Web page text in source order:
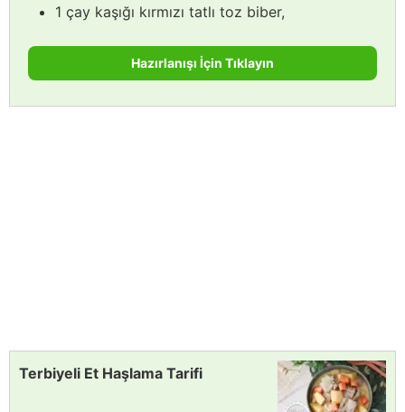
1 çay kaşığı kırmızı tatlı toz biber,
Hazırlanışı İçin Tıklayın
Terbiyeli Et Haşlama Tarifi